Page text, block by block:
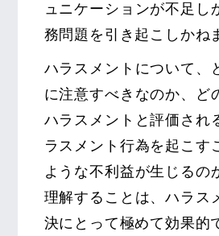
ュニケーションが不足し
務問題を引き起こしかね
ハラスメントについて、
に注意すべきなのか、ど
ハラスメントと評価され
ラスメント行為を起こす
ような不利益が生じるの
理解することは、ハラス
決にとって極めて効果的